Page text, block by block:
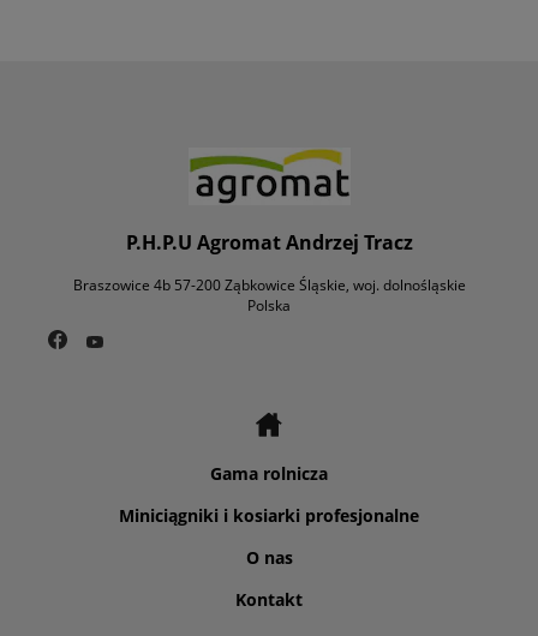
P.H.P.U Agromat Andrzej Tracz
Braszowice 4b 57-200 Ząbkowice Śląskie, woj. dolnośląskie
Polska
Gama rolnicza
Miniciągniki i kosiarki profesjonalne
O nas
Kontakt